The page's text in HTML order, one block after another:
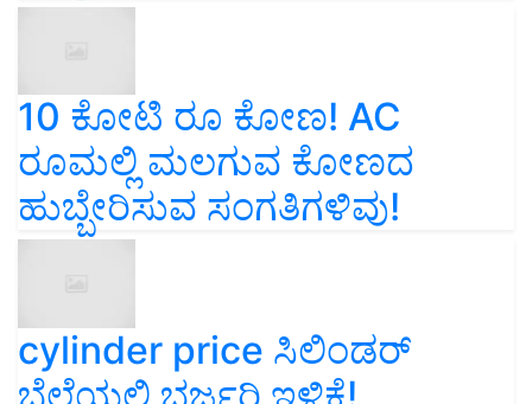
10 ಕೋಟಿ ರೂ ಕೋಣ! AC
ರೂಮಲ್ಲಿ ಮಲಗುವ ಕೋಣದ
ಹುಬ್ಬೇರಿಸುವ ಸಂಗತಿಗಳಿವು!
cylinder price ಸಿಲಿಂಡರ್‌
ಬೆಲೆಯಲ್ಲಿ ಭರ್ಜರಿ ಇಳಿಕೆ!